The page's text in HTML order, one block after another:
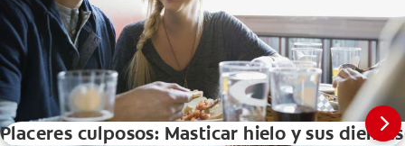
Placeres culposos: Masticar hielo y sus dientes